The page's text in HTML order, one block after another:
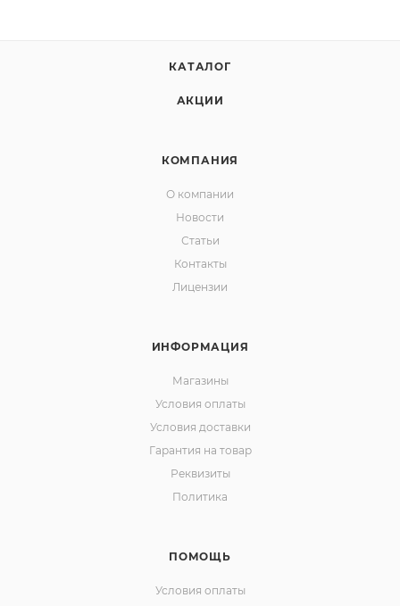
КАТАЛОГ
АКЦИИ
КОМПАНИЯ
О компании
Новости
Статьи
Контакты
Лицензии
ИНФОРМАЦИЯ
Магазины
Условия оплаты
Условия доставки
Гарантия на товар
Реквизиты
Политика
ПОМОЩЬ
Условия оплаты